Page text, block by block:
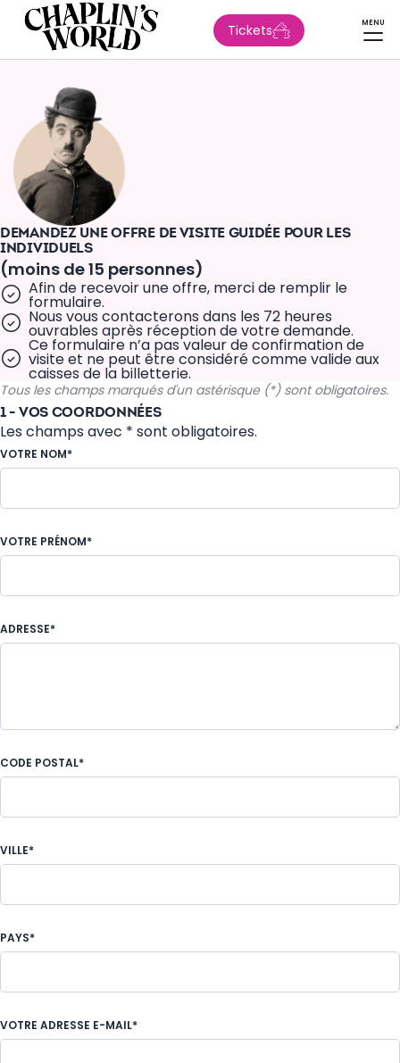
Tickets MENU
DEMANDEZ UNE OFFRE DE VISITE GUIDÉE POUR LES
INDIVIDUELS
(moins de 15 personnes)
Afin de recevoir une offre, merci de remplir le
formulaire.
Nous vous contacterons dans les 72 heures
ouvrables après réception de votre demande.
Ce formulaire n’a pas valeur de confirmation de
visite et ne peut être considéré comme valide aux
caisses de la billetterie.
Tous les champs marqués d'un astérisque (*) sont obligatoires.
1 - VOS COORDONNÉES
Les champs avec * sont obligatoires.
VOTRE NOM*
VOTRE PRÉNOM*
ADRESSE*
CODE POSTAL*
VILLE*
PAYS*
VOTRE ADRESSE E-MAIL*